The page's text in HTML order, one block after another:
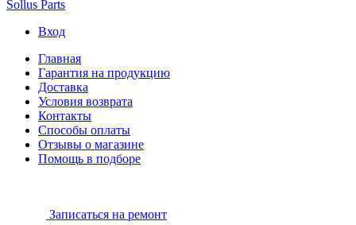
Sollus Parts
Вход
Главная
Гарантия на продукцию
Доставка
Условия возврата
Контакты
Способы оплаты
Отзывы о магазине
Помощь в подборе
Записаться на ремонт